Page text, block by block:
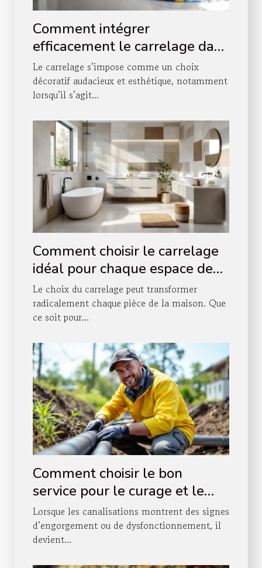
Comment intégrer
efficacement le carrelage dans
votre décoration d'escalier ?
Le carrelage s’impose comme un choix
décoratif audacieux et esthétique, notamment
lorsqu’il s’agit...
Comment choisir le carrelage
idéal pour chaque espace de
votre maison ?
Le choix du carrelage peut transformer
radicalement chaque pièce de la maison. Que
ce soit pour...
Comment choisir le bon
service pour le curage et le
pompage de vos canalisations
?
Lorsque les canalisations montrent des signes
d’engorgement ou de dysfonctionnement, il
devient...